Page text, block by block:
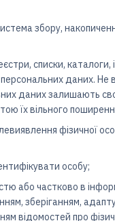
збору,
списки, каталоги,
персональних
даних залишають
їх вільного
фізичної
особу;
або частково в
зберіганням,
відомостей про